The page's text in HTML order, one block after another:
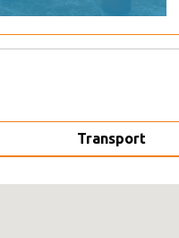
Transport